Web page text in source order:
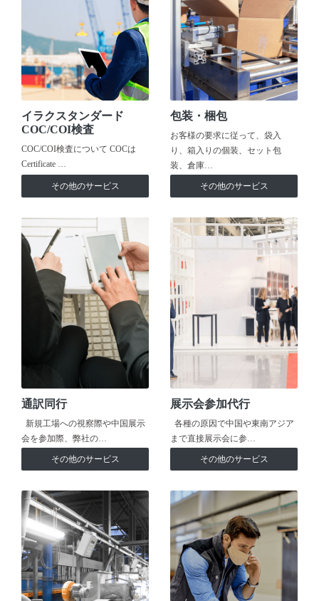
イラクスタンダード
COC/COI検査
COC/COI検査について COCは
Certificate …
その他のサービス
包装・梱包
お客様の要求に従って、袋入
り、箱入りの個装、セット包
装、倉庫…
その他のサービス
通訳同行
新規工場への視察際や中国展示
会を参加際、弊社の…
その他のサービス
展示会参加代行
各種の原因で中国や東南アジア
まで直接展示会に参…
その他のサービス